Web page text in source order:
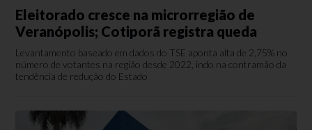
Eleitorado cresce na microrregião de
Veranópolis; Cotiporã registra queda
Levantamento baseado em dados do TSE aponta alta de 2,75% no
número de votantes na região desde 2022, indo na contramão da
tendência de redução do Estado